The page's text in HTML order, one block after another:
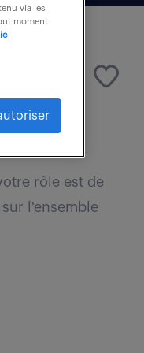
rôle est de
l'ensemble
via les
moment